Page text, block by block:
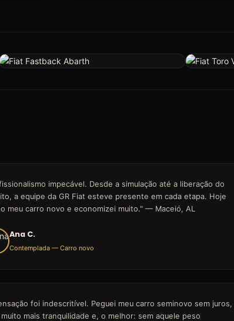
impecável. Desde a simulação até a liberação do
a equipe da GR Fiat esteve presente em cada etapa. Hoje
meu carro novo e economizei muito." — Maceió, AL
Ana C.
Contemplada — Carro novo
foi indescritível. Peguei meu carro seminovo sem juros,
mais tranquilidade e, o melhor: sem aquele peso